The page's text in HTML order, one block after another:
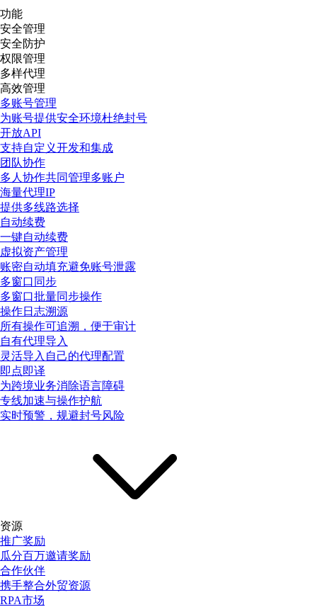
功能
安全管理
安全防护
权限管理
多样代理
高效管理
多账号管理
为账号提供安全环境杜绝封号
开放API
支持自定义开发和集成
团队协作
多人协作共同管理多账户
海量代理IP
提供多线路选择
自动续费
一键自动续费
虚拟资产管理
账密自动填充避免账号泄露
多窗口同步
多窗口批量同步操作
操作日志溯源
所有操作可追溯，便于审计
自有代理导入
灵活导入自己的代理配置
即点即译
为跨境业务消除语言障碍
专线加速与操作护航
实时预警，规避封号风险
资源
推广奖励
瓜分百万邀请奖励
合作伙伴
携手整合外贸资源
RPA市场